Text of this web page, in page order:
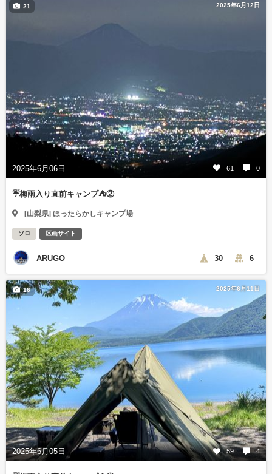
2025年6月12日
2025年6月06日 61 0
21
☔️梅雨入り直前キャンプ⛺️②
[山梨県] ほったらかしキャンプ場
ソロ 区画サイト
ARUGO 30 6
2025年6月11日
2025年6月05日 59 4
16